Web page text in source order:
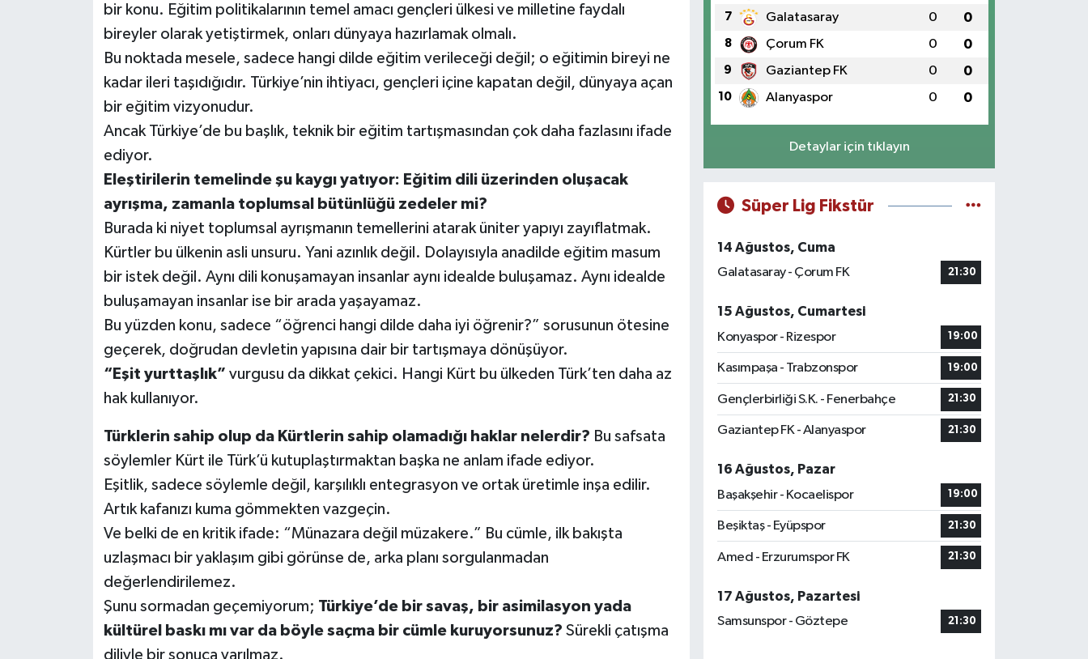
bir konu. Eğitim politikalarının temel amacı gençleri ülkesi ve milletine faydalı
bireyler olarak yetiştirmek, onları dünyaya hazırlamak olmalı.
Bu noktada mesele, sadece hangi dilde eğitim verileceği değil; o eğitimin bireyi ne
kadar ileri taşıdığıdır. Türkiye’nin ihtiyacı, gençleri içine kapatan değil, dünyaya açan
bir eğitim vizyonudur.
Ancak Türkiye’de bu başlık, teknik bir eğitim tartışmasından çok daha fazlasını ifade
ediyor.
Eleştirilerin temelinde şu kaygı yatıyor: Eğitim dili üzerinden oluşacak
ayrışma, zamanla toplumsal bütünlüğü zedeler mi?
Burada ki niyet toplumsal ayrışmanın temellerini atarak üniter yapıyı zayıflatmak.
Kürtler bu ülkenin asli unsuru. Yani azınlık değil. Dolayısıyla anadilde eğitim masum
bir istek değil. Aynı dili konuşamayan insanlar aynı idealde buluşamaz. Aynı idealde
buluşamayan insanlar ise bir arada yaşayamaz.
Bu yüzden konu, sadece “öğrenci hangi dilde daha iyi öğrenir?” sorusunun ötesine
geçerek, doğrudan devletin yapısına dair bir tartışmaya dönüşüyor.
“Eşit yurttaşlık” vurgusu da dikkat çekici. Hangi Kürt bu ülkeden Türk’ten daha az
hak kullanıyor.
Türklerin sahip olup da Kürtlerin sahip olamadığı haklar nelerdir? Bu safsata
söylemler Kürt ile Türk’ü kutuplaştırmaktan başka ne anlam ifade ediyor.
Eşitlik, sadece söylemle değil, karşılıklı entegrasyon ve ortak üretimle inşa edilir.
Artık kafanızı kuma gömmekten vazgeçin.
Ve belki de en kritik ifade: “Münazara değil müzakere.” Bu cümle, ilk bakışta
uzlaşmacı bir yaklaşım gibi görünse de, arka planı sorgulanmadan
değerlendirilemez.
Şunu sormadan geçemiyorum; Türkiye’de bir savaş, bir asimilasyon yada
kültürel baskı mı var da böyle saçma bir cümle kuruyorsunuz? Sürekli çatışma
diliyle bir sonuca varılmaz.
7 Galatasaray 0 0
8 Çorum FK 0 0
9 Gaziantep FK 0 0
10 Alanyaspor 0 0
Detaylar için tıklayın
Süper Lig Fikstür
14 Ağustos, Cuma
Galatasaray - Çorum FK
21:30
15 Ağustos, Cumartesi
Konyaspor - Rizespor
19:00
Kasımpaşa - Trabzonspor 19:00
Gençlerbirliği S.K. - Fenerbahçe 21:30
Gaziantep FK - Alanyaspor 21:30
16 Ağustos, Pazar
Başakşehir - Kocaelispor
19:00
Beşiktaş - Eyüpspor 21:30
Amed - Erzurumspor FK 21:30
17 Ağustos, Pazartesi
Samsunspor - Göztepe
21:30